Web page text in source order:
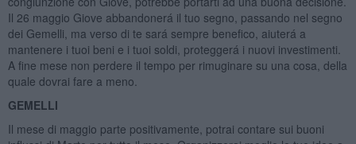
Il 26 maggio Giove abbandonerá il tuo segno, passando nel segno
dei Gemelli, ma verso di te sará sempre benefico, aiuterá a
mantenere i tuoi beni e i tuoi soldi, proteggerá i nuovi investimenti.
A fine mese non perdere il tempo per rimuginare su una cosa, della
quale dovrai fare a meno.
GEMELLI
Il mese di maggio parte positivamente, potrai contare sui buoni